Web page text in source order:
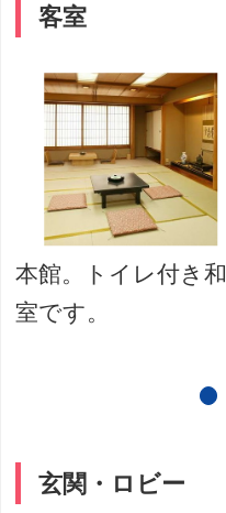
客室
本館。トイレ付き和
室です。
玄関・ロビー